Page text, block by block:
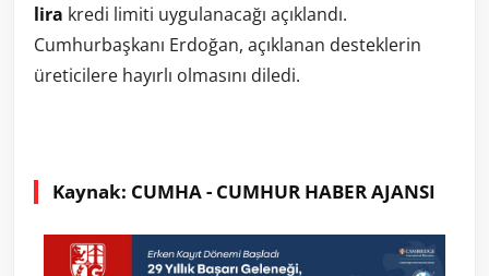
lira kredi limiti uygulanacağı açıklandı.
Cumhurbaşkanı Erdoğan, açıklanan desteklerin
üreticilere hayırlı olmasını diledi.
Kaynak: CUMHA - CUMHUR HABER AJANSI